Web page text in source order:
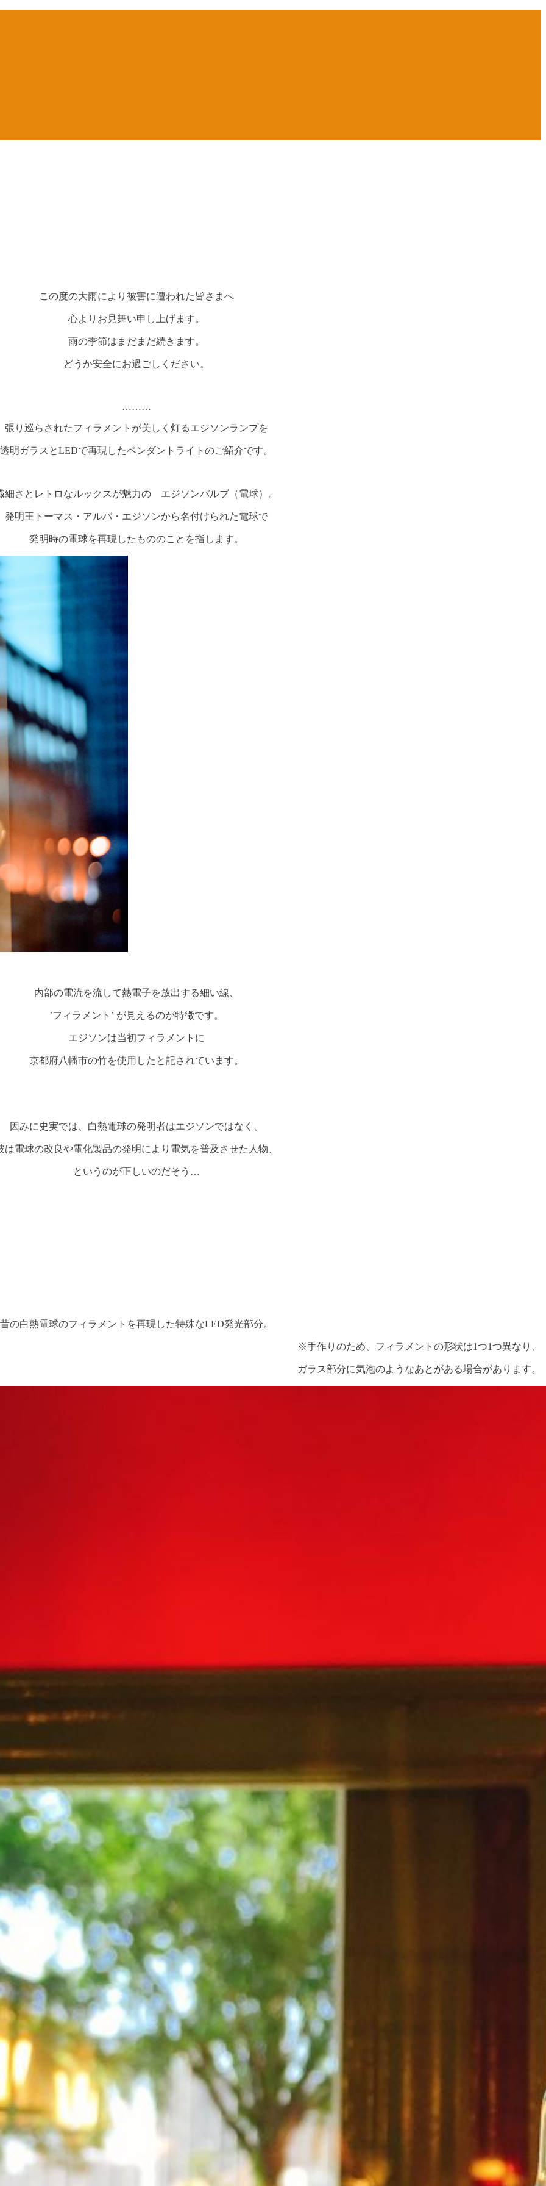
この度の大雨により被害に遭われた皆さまへ
心よりお見舞い申し上げます。
雨の季節はまだまだ続きます。
どうか安全にお過ごしください。
………
張り巡らされたフィラメントが美しく灯るエジソンランプを
透明ガラスとLEDで再現したペンダントライトのご紹介です。
細さとレトロなルックスが魅力の エジソンバルブ（電球）。
発明王トーマス・アルバ・エジソンから名付けられた電球で
発明時の電球を再現したもののことを指します。
内部の電流を流して熱電子を放出する細い線、
’フィラメント’ が見えるのが特徴です。
エジソンは当初フィラメントに
京都府八幡市の竹を使用したと記されています。
因みに史実では、白熱電球の発明者はエジソンではなく、
は電球の改良や電化製品の発明により電気を普及させた人物、
というのが正しいのだそう…
昔の白熱電球のフィラメントを再現した特殊なLED発光部分。
※手作りのため、フィラメントの形状は1つ1つ異なり、
ガラス部分に気泡のようなあとがある場合があります。